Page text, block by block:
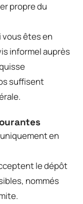
propre du
vous êtes en
informel auprès
suffisent
en
le dépôt
nommés